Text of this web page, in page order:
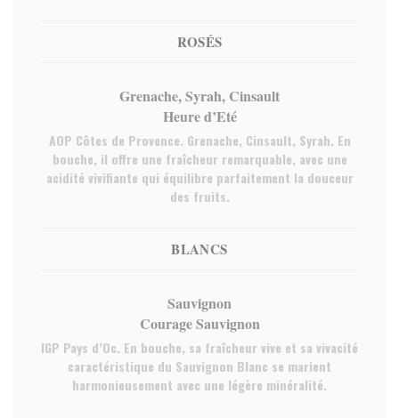
ROSÉS
Grenache, Syrah, Cinsault
Heure d’Eté
AOP Côtes de Provence. Grenache, Cinsault, Syrah. En
bouche, il offre une fraîcheur remarquable, avec une
acidité vivifiante qui équilibre parfaitement la douceur
des fruits.
BLANCS
Sauvignon
Courage Sauvignon
IGP Pays d’Oc. En bouche, sa fraîcheur vive et sa vivacité
caractéristique du Sauvignon Blanc se marient
harmonieusement avec une légère minéralité.